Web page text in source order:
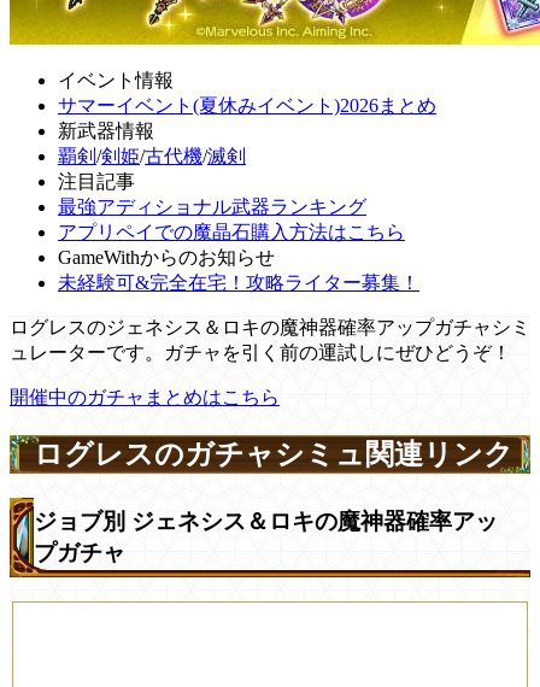
イベント情報
サマーイベント(夏休みイベント)2026まとめ
新武器情報
覇剣 /剣姫/古代機/滅剣
注目記事
最強アディショナル武器ランキング
アプリペイでの魔晶石購入方法はこちら
GameWithからのお知らせ
未経験可&完全在宅！攻略ライター募集！
ログレスのジェネシス＆ロキの魔神器確率アップガチャシミ
ュレーターです。ガチャを引く前の運試しにぜひどうぞ！
開催中のガチャまとめはこちら
ログレスのガチャシミュ関連リンク
ジョブ別 ジェネシス＆ロキの魔神器確率アッ
プガチャ